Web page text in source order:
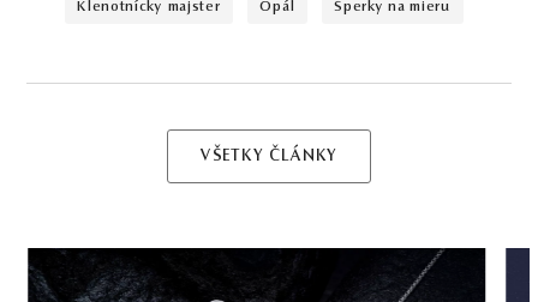
klenotnícky majster opál šperky na mieru
VŠETKY ČLÁNKY